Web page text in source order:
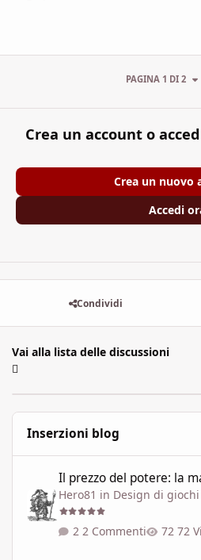
PAGINA 1 DI 2
Crea un account o
Crea un nuovo
Accedi
Condividi
Vai alla lista delle discussioni
Inserzioni blog
Il prezzo del potere: la
Hero81 in Design di giochi
2 Commenti 72